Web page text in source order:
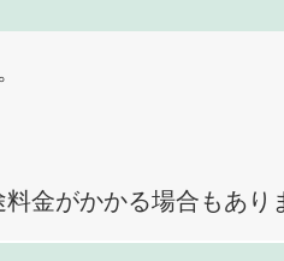
金がかかる場合もあり